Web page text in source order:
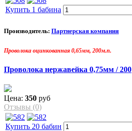
Купить 1 бабина
Производитель: Партнерская компания
Проволока оцинкованная 0,65мм, 200м.п.
Проволока нержавейка 0,75мм / 200
Цена: 350 руб
Отзывы (0)
Купить 20 бабин